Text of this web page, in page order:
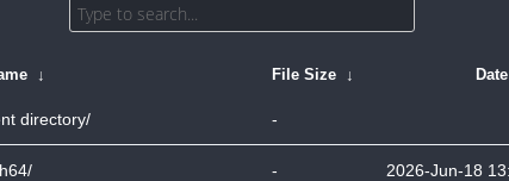
↓ File Size ↓ Date
directory/ -
- 2026-Jun-18